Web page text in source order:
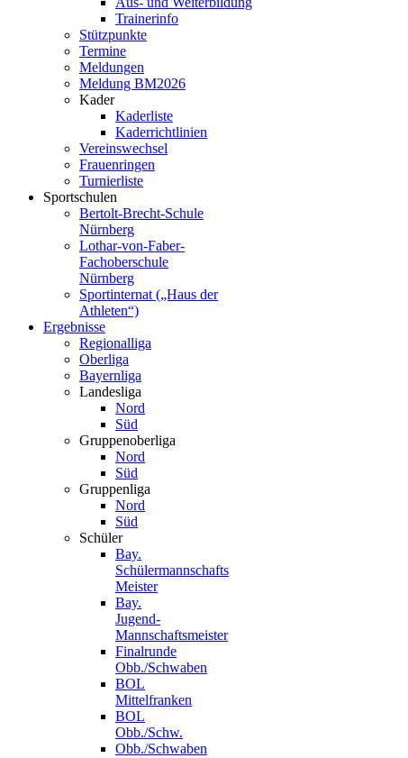
Trainerinfo
Stützpunkte
Termine
Meldungen
Meldung BM2026
Kader
Kaderliste
Kaderrichtlinien
Vereinswechsel
Frauenringen
Turnierliste
Sportschulen
Bertolt-Brecht-Schule
Nürnberg
Lothar-von-Faber-
Fachoberschule
Nürnberg
Sportinternat („Haus der
Athleten“)
Ergebnisse
Regionalliga
Oberliga
Bayernliga
Landesliga
Nord
Süd
Gruppenoberliga
Nord
Süd
Gruppenliga
Nord
Süd
Schüler
Bay.
Schülermannschafts
Meister
Bay.
Jugend-
Mannschaftsmeister
Finalrunde
Obb./Schwaben
BOL
Mittelfranken
BOL
Obb./Schw.
Obb./Schwaben